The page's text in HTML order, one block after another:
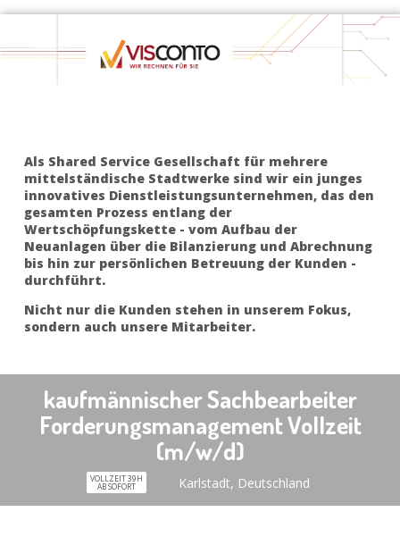
Als Shared Service Gesellschaft für mehrere
mittelständische Stadtwerke sind wir ein junges
innovatives Dienstleistungsunternehmen, das den
gesamten Prozess entlang der
Wertschöpfungskette - vom Aufbau der
Neuanlagen über die Bilanzierung und Abrechnung
bis hin zur persönlichen Betreuung der Kunden -
durchführt.
Nicht nur die Kunden stehen in unserem Fokus,
sondern auch unsere Mitarbeiter.
kaufmännischer Sachbearbeiter
Forderungsmanagement Vollzeit
(m/w/d)
VOLLZEIT 39H
AB SOFORT
Karlstadt, Deutschland